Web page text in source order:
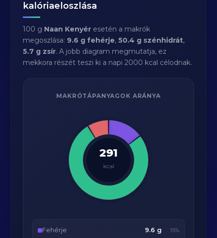
kalóriaeloszlása
100 g Naan Kenyér esetén a makrók
megoszlása: 9.6 g fehérje,50.4 g szénhidrát,
5.7 g zsír. A jobb diagram megmutatja, ez
mekkora részét teszi ki a napi 2000 kcal célodnak.
MAKRÓTÁPANYAGOK ARÁNYA
291
kcal
Fehérje 9.6 g 15%